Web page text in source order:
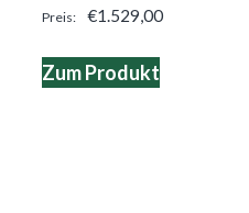
3.00
von 5
€1.529,00
Zum Produkt